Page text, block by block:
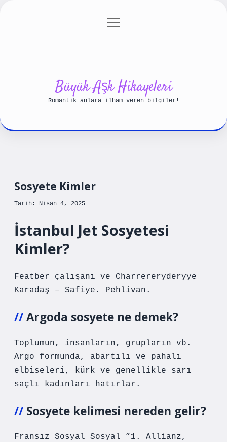
Gizlilik Politikası
menüyü
Büyük Aşk Hikayeleri
Romantik anlara ilham veren bilgiler!
Sosyete Kimler
Tarih: Nisan 4, 2025
İstanbul Jet Sosyetesi
Kimler?
Featber çalışanı ve Charrereryderyye
Karadaş – Safiye. Pehlivan.
Argoda sosyete ne demek?
Toplumun, insanların, grupların vb.
Argo formunda, abartılı ve pahalı
elbiseleri, kürk ve genellikle sarı
saçlı kadınları hatırlar.
Sosyete kelimesi nereden gelir?
Fransız Sosyal Sosyal ”1. Allianz,